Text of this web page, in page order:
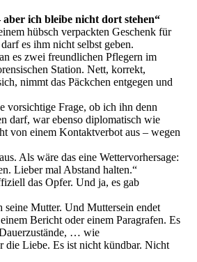
ich bleibe nicht dort stehen“
hübsch verpackten Geschenk für
es ihm nicht selbst geben.
es zwei freundlichen Pflegern im
Station. Nett, korrekt,
nimmt das Päckchen entgegen und
vorsichtige Frage, ob ich ihn denn
darf, war ebenso diplomatisch wie
von einem Kontaktverbot aus – wegen
Als wäre das eine Wettervorhersage:
Lieber mal Abstand halten.“
das Opfer. Und ja, es gab
seine Mutter. Und Muttersein endet
Bericht oder einem Paragrafen. Es
… wie
die Liebe. Es ist nicht kündbar. Nicht